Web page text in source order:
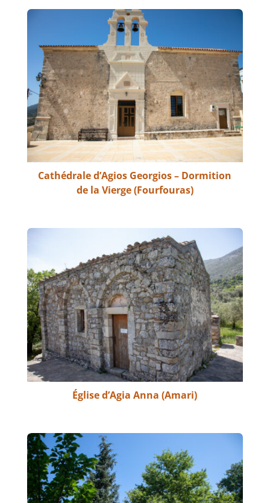
Cathédrale d’Agios Georgios – Dormition
de la Vierge (Fourfouras)
Église d’Agia Anna (Amari)